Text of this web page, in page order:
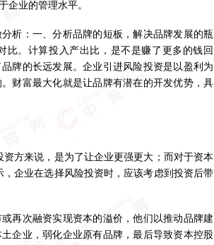
企业的管理水平。
：一、分析品牌的短板，解决品牌发展的瓶
比。计算投入产出比，是不是赚了更多的钱回
牌的长远发展。企业引进风险投资是以盈利为
财富最大化就是让品牌有潜在的开发优势，具
方来说，是为了让企业更强更大；而对于资本
企业在选择风险投资时，应该考虑到投资后带
次融资实现资本的溢价，他们以推动品牌建
企业，弱化企业原有品牌，最后导致资本控股